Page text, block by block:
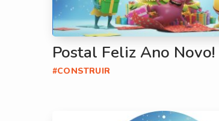
Postal Feliz Ano Novo!
#CONSTRUIR